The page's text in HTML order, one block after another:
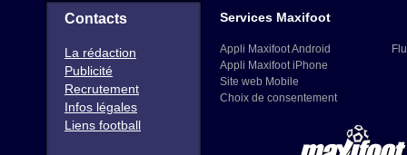
Contacts
La rédaction
Publicité
Recrutement
Infos légales
Liens football
Services Maxifoot
Appli Maxifoot Android
Appli Maxifoot iPhone
Site web Mobile
Choix de consentement